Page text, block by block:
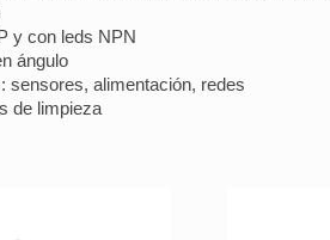
y con leds NPN
ángulo
sensores, alimentación, redes
de limpieza